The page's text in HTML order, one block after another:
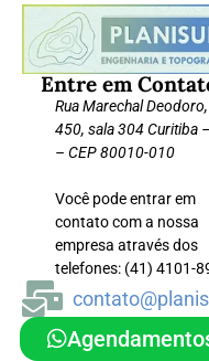
Entre em
Rua Marechal Deodoro,
450, sala 304 Curitiba
– CEP 80010-010
Você pode entrar em
contato com a nossa
empresa através dos
telefones: (41) 4101-